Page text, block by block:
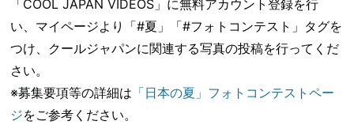
「COOL JAPAN VIDEOS」に無料アカウント登録を行
い、マイページより「#夏」「#フォトコンテスト」タグを
つけ、クールジャパンに関連する写真の投稿を行ってくだ
さい。
※募集要項等の詳細は 「日本の夏」フォトコンテストペー
ジをご参考ください。